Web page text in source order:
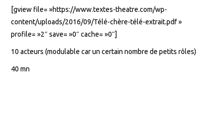
[gview file= »https://www.textes-theatre.com/wp-
content/uploads/2016/09/Télé-chère-télé-extrait.pdf »
profile= »2″ save= »0″ cache= »0″]
10 acteurs (modulable car un certain nombre de petits rôles)
40 mn